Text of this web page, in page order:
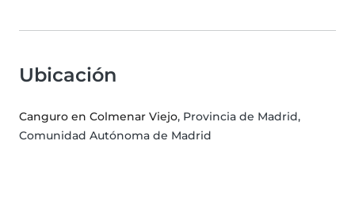
Ubicación
Canguro en Colmenar Viejo, Provincia de Madrid,
Comunidad Autónoma de Madrid